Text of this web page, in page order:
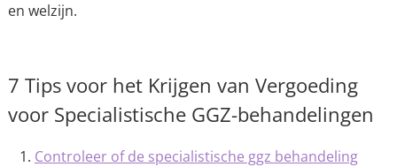
en welzijn.
7 Tips voor het Krijgen van Vergoeding
voor Specialistische GGZ-behandelingen
Controleer of de specialistische ggz behandeling